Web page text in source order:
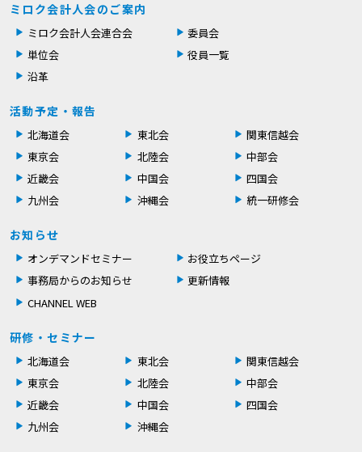
ミロク会計人会のご案内
ミロク会計人会連合会
委員会
単位会
役員一覧
沿革
活動予定・報告
北海道会 東北会
関東信越会
東京会
北陸会
中部会
近畿会
中国会
四国会
九州会
沖縄会 統一研修会
お知らせ
オンデマンドセミナー
お役立ちページ
事務局からのお知らせ
更新情報
CHANNEL WEB
研修・セミナー
北海道会 東北会
関東信越会
東京会
北陸会
中部会
近畿会
中国会
四国会
九州会
沖縄会